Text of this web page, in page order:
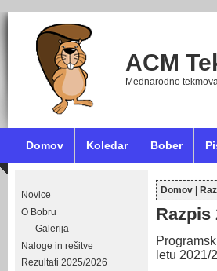
ACM
Mednarodno
Domov Koledar Bober
Novice
O Bobru
Galerija
Naloge in rešitve
Rezultati 2025/2026
Domov
Razpis
letu 2021/